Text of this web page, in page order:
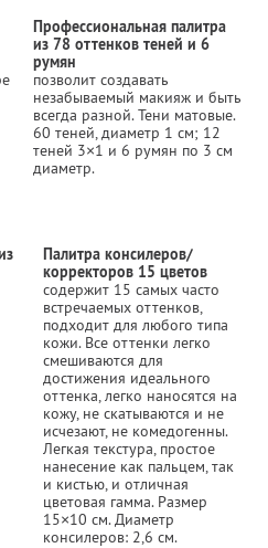
Профессиональная палитра
из 78 оттенков теней и 6
румян
позволит создавать
незабываемый макияж и быть
всегда разной. Тени матовые.
60 теней, диаметр 1 см; 12
теней 3×1 и 6 румян по 3 см
диаметр.
Палитра консилеров/
корректоров 15 цветов
содержит 15 самых часто
встречаемых оттенков,
подходит для любого типа
кожи. Все оттенки легко
смешиваются для
достижения идеального
оттенка, легко наносятся на
кожу, не скатываются и не
исчезают, не комедогенны.
Легкая текстура, простое
нанесение как пальцем, так
и кистью, и отличная
цветовая гамма. Размер
15×10 см. Диаметр
консилеров: 2,6 см.